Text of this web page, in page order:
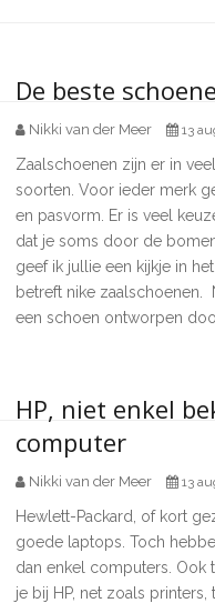
De beste
Nikki van der Meer 13
Zaalschoenen zijn er in
soorten. Voor ieder merk
en pasvorm. Er is veel
dat je soms door de
geef ik jullie een kijkje in
betreft nike zaalschoenen.
een schoen ontworpen
HP, niet enkel
computer
Nikki van der Meer 13
Hewlett-Packard, of kort
goede laptops. Toch
dan enkel computers.
je bij HP, net zoals printers,